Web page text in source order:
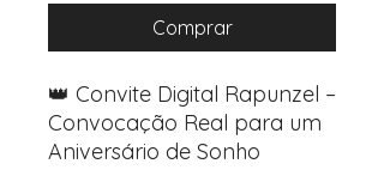
Comprar
👑 Convite Digital Rapunzel –
Convocação Real para um
Aniversário de Sonho